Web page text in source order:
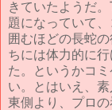
きていたようだ
題になっていて
囲むほどの長蛇
ちには体力的に
た。というかコ
い。とはいえ、
東側より、プロ